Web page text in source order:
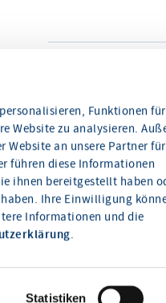
Funktionen
Website zu analysieren.
an unsere Partner
führen diese Informationen
ihnen bereitgestellt haben
Ihre Einwilligung
Informationen und die
.
Statistiken
Wie
helfen?